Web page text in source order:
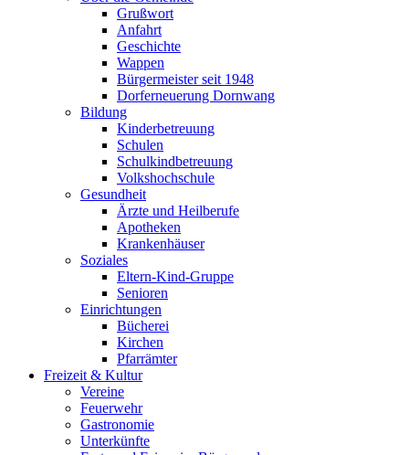
Grußwort
Anfahrt
Geschichte
Wappen
Bürgermeister seit 1948
Dorferneuerung Dornwang
Bildung
Kinderbetreuung
Schulen
Schulkindbetreuung
Volkshochschule
Gesundheit
Ärzte und Heilberufe
Apotheken
Krankenhäuser
Soziales
Eltern-Kind-Gruppe
Senioren
Einrichtungen
Bücherei
Kirchen
Pfarrämter
Freizeit & Kultur
Vereine
Feuerwehr
Gastronomie
Unterkünfte